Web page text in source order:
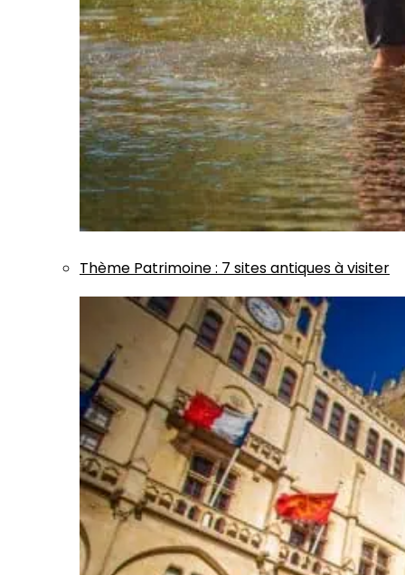
Thème Patrimoine: 7 sites antiques à visiter